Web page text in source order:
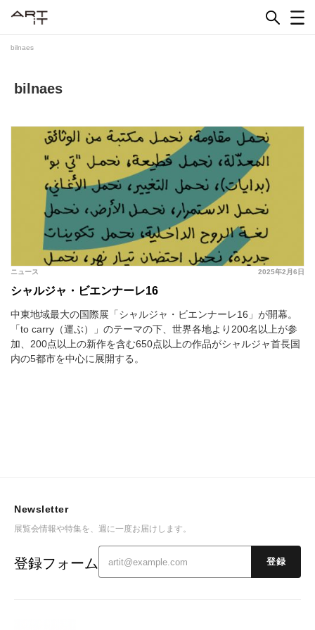
bilnaes
bilnaes
2025年2月6日
ニュース
シャルジャ・ビエンナーレ16
中東地域最大の国際展「シャルジャ・ビエンナーレ16」が開幕。
「to carry（運ぶ）」のテーマの下、世界各地より200名以上が参
加、200点以上の新作を含む650点以上の作品がシャルジャ首長国
内の5都市を中心に展開する。
Newsletter
展覧会情報や特集を、週に一度お届けします。
登録フォーム 登録